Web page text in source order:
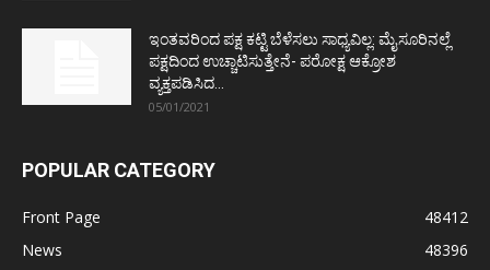
ಇಂತವರಿಂದ ಪಕ್ಷ ಕಟ್ಟಿ ಬೆಳೆಸಲು ಸಾಧ್ಯವಿಲ್ಲ: ಮೈಸೂರಿನಲ್ಲೆ
ಪಕ್ಷದಿಂದ ಉಚ್ಚಾಟಿಸುತ್ತೇನೆ- ಪರೋಕ್ಷ ಆಕ್ರೋಶ
ವ್ಯಕ್ತಪಡಿಸಿದ...
05/01/2021
POPULAR CATEGORY
Front Page
48412
News
48396